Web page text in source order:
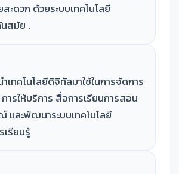
ะดวก ด้วยระบบเทคโนโลยี
สมัย .
เทคโนโลยีดิจิทัลมาใช้ในการจัดการ
ารให้บริการ สื่อการเรียนการสอน
และพัฒนาระบบเทคโนโลยี
เรียนรู้